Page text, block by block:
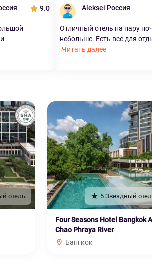
9.0 Aleksei Россия
Отличный отель на пару
небольше. Есть все для
Читать далее
отель 5 Звездный
Four Seasons Hotel Bangkok
Chao Phraya River
Бангкок